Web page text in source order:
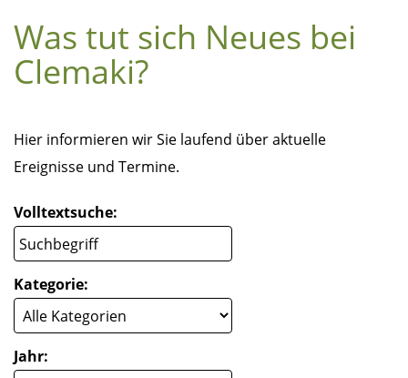
Was tut sich Neues bei
Clemaki?
Hier informieren wir Sie laufend über aktuelle
Ereignisse und Termine.
Volltextsuche:
Kategorie:
Jahr: